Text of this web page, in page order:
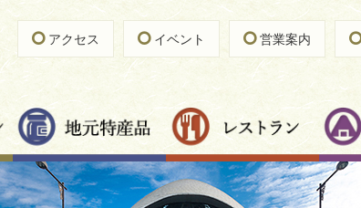
営業案内
イベント
アクセス